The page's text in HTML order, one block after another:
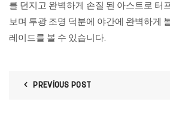
를 던지고 완벽하게 손질 된 아스트로 터
보며 투광 조명 덕분에 야간에 완벽하게
레이드를 볼 수 있습니다.
PREVIOUS POST